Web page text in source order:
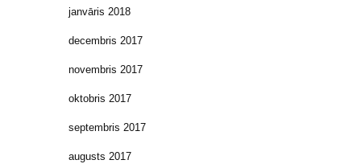
janvāris 2018
decembris 2017
novembris 2017
oktobris 2017
septembris 2017
augusts 2017